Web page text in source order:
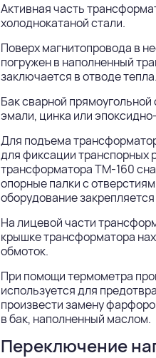
Активная часть
холоднокатаной стали.
Поверх магнитопровода в
погружен в наполненный
заключается в отводе тепла.
Бак сварной
эмали, цинка или
Для подъема
для фиксации транспорных
трансформатора ТМ-160
опорные палки с
оборудование
На лицевой части
крышке трансформатора
обмоток.
При помощи термометра
используется для
произвести замену
в бак, наполненный маслом.
Переключение